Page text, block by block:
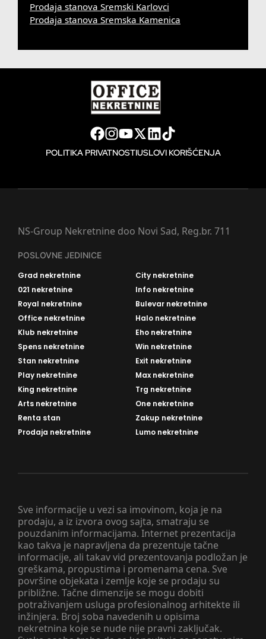
Prodaja stanova Sremski Karlovci
Prodaja stanova Sremska Kamenica
POLITIKA PRIVATNOSTIUSLOVI KORIŠĆENJA
Sve informacije u vezi sa imovinom, koja je na
prodaju, a iz izvora ovog sajta, smatraju se
pouzdanim informacijama. Internet prezentacija
kao takva je napravljena da prezentuje tačne
informacije, ali takav vid prezentovanja podložan je
greškama, propustima i promenama cena. Sve
površine objekata i zemlje koje se prodaju su
približne. Tačne dimenzije se mogu dobiti
potraživanjem usluga profesionalnog arhitekte ili
inžinjera. Broj soba navedenih u opisima
nekretnina koje se nude nije pravni zaključak.
NS-Group Nekretnine doo Novi Sad, Reg.br. 711
POSLOVNE JEDINICE
Grad nekretnine
City nekretnine
021 nekretnine
Info nekretnine
Royal nekretnine
Bulevar nekretnine
Office nekretnine
Halo nekretnine
Klub nekretnine
Eho nekretnine
Spens nekretnine
Win nekretnine
Stan nekretnine
Exit nekretnine
Play nekretnine
Max nekretnine
King nekretnine
Trg nekretnine
Arts nekretnine
One nekretnine
Renta stan
Zakup nekretnine
Prodaja nekretnine
Lumo nekretnine